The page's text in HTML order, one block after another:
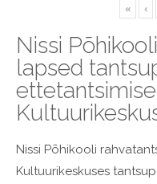
« ‹
Nissi
lapsed
Nissi Põhikooli
Kultuurikeskuses